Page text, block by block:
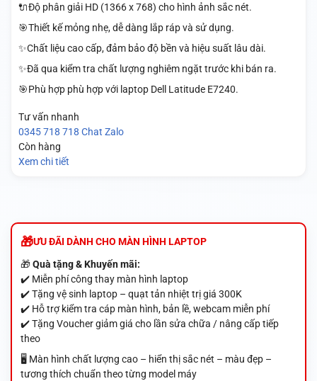
🔌Độ phân giải HD (1366 x 768) cho hình ảnh sắc nét.
🎯Thiết kế mỏng nhẹ, dễ dàng lắp ráp và sử dụng.
✨Chất liệu cao cấp, đảm bảo độ bền và hiệu suất lâu dài.
✨Đã qua kiểm tra chất lượng nghiêm ngặt trước khi bán ra.
🎯Phù hợp phù hợp với laptop Dell Latitude E7240.
Tư vấn nhanh
0345 718 718 Chat Zalo
Còn hàng
Xem chi tiết
ƯU ĐÃI DÀNH CHO MÀN HÌNH LAPTOP
🎁Quà tặng & Khuyến mãi:
✔️ Miễn phí công thay màn hình laptop
✔️ Tặng vệ sinh laptop – quạt tản nhiệt trị giá 300K
✔️ Hỗ trợ kiểm tra cáp màn hình, bản lề, webcam miễn phí
✔️ Tặng Voucher giảm giá cho lần sửa chữa / nâng cấp tiếp
theo
🖥️ Màn hình chất lượng cao – hiển thị sắc nét – màu đẹp –
tương thích chuẩn theo từng model máy